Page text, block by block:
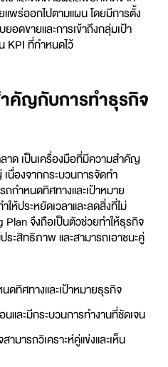
พร่ออกไปตามแผน โดยมีการตั้ง
อดขายและการเข้าถึงกลุ่มเป้า
KPI ที่กำหนดไว้
คัญกับการทำธุรกิจ
าด เป็นเครื่องมือที่มีความสำคัญ
นื่องจากกระบวนการจัดทำ
กำหนดทิศทางและเป้าหมาย
ให้ประหยัดเวลาและลดสิ่งที่ไม่
จึงถือเป็นตัวช่วยทำให้ธุรกิจ
ระสิทธิภาพ และสามารถเอาชนะคู่
ดทิศทางและเป้าหมายธุรกิจ
และมีกระบวนการทำงานที่ชัดเจน
มารถวิเคราะห์คู่แข่งและเห็น